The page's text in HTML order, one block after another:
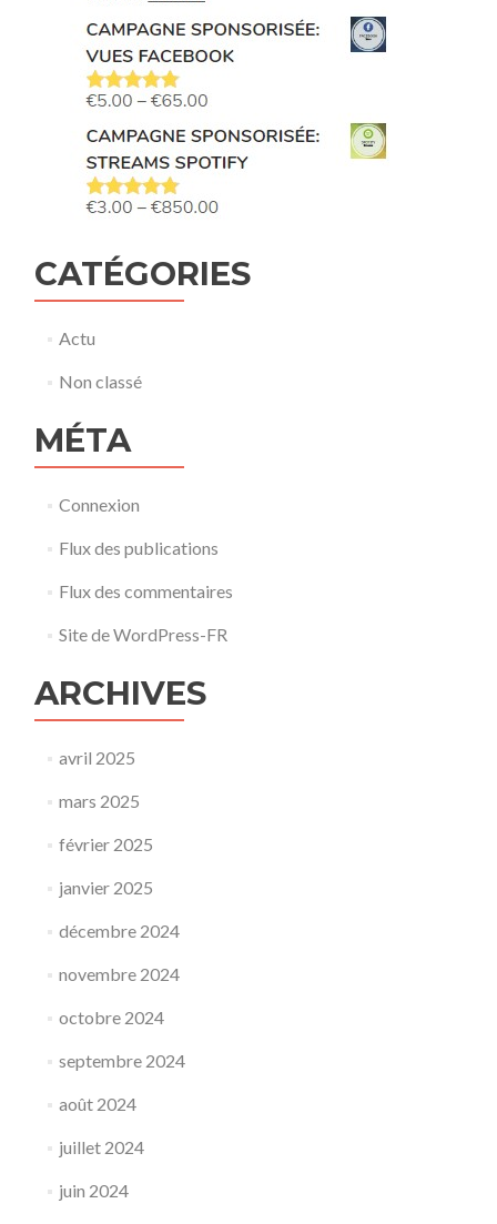
CATÉGORIES
Actu
Non classé
MÉTA
Connexion
Flux des publications
Flux des commentaires
Site de WordPress-FR
ARCHIVES
avril 2025
mars 2025
février 2025
janvier 2025
décembre 2024
novembre 2024
octobre 2024
septembre 2024
août 2024
juillet 2024
juin 2024